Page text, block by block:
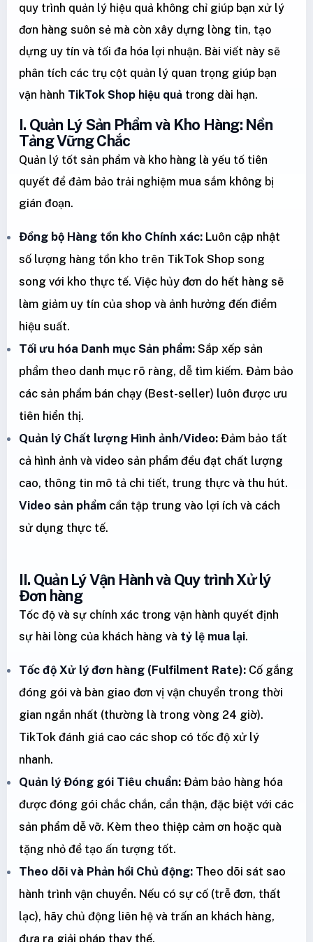
quy trình quản lý hiệu quả không chỉ giúp bạn xử lý
đơn hàng suôn sẻ mà còn xây dựng lòng tin, tạo
dựng uy tín và tối đa hóa lợi nhuận. Bài viết này sẽ
phân tích các trụ cột quản lý quan trọng giúp bạn
vận hành TikTok Shop hiệu quả trong dài hạn.
I. Quản Lý Sản Phẩm và Kho Hàng: Nền
Tảng Vững Chắc
Quản lý tốt sản phẩm và kho hàng là yếu tố tiên
quyết để đảm bảo trải nghiệm mua sắm không bị
gián đoạn.
Đồng bộ Hàng tồn kho Chính xác: Luôn cập nhật
số lượng hàng tồn kho trên TikTok Shop song
song với kho thực tế. Việc hủy đơn do hết hàng sẽ
làm giảm uy tín của shop và ảnh hưởng đến điểm
hiệu suất.
Tối ưu hóa Danh mục Sản phẩm: Sắp xếp sản
phẩm theo danh mục rõ ràng, dễ tìm kiếm. Đảm bảo
các sản phẩm bán chạy (Best-seller) luôn được ưu
tiên hiển thị.
Quản lý Chất lượng Hình ảnh/Video: Đảm bảo tất
cả hình ảnh và video sản phẩm đều đạt chất lượng
cao, thông tin mô tả chi tiết, trung thực và thu hút.
Video sản phẩm cần tập trung vào lợi ích và cách
sử dụng thực tế.
II. Quản Lý Vận Hành và Quy trình Xử lý
Đơn hàng
Tốc độ và sự chính xác trong vận hành quyết định
sự hài lòng của khách hàng và tỷ lệ mua lại.
Tốc độ Xử lý đơn hàng (Fulfilment Rate): Cố gắng
đóng gói và bàn giao đơn vị vận chuyển trong thời
gian ngắn nhất (thường là trong vòng 24 giờ).
TikTok đánh giá cao các shop có tốc độ xử lý
nhanh.
Quản lý Đóng gói Tiêu chuẩn: Đảm bảo hàng hóa
được đóng gói chắc chắn, cẩn thận, đặc biệt với các
sản phẩm dễ vỡ. Kèm theo thiệp cảm ơn hoặc quà
tặng nhỏ để tạo ấn tượng tốt.
Theo dõi và Phản hồi Chủ động: Theo dõi sát sao
hành trình vận chuyển. Nếu có sự cố (trễ đơn, thất
lạc), hãy chủ động liên hệ và trấn an khách hàng,
đưa ra giải pháp thay thế.